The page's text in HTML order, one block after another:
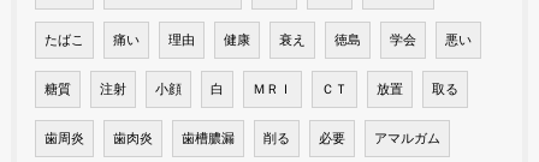
たばこ 痛い 理由 健康 衰え 徳島 学会 悪い
糖質 注射 小顔 白 ＭＲＩ ＣＴ 放置 取る
歯周炎 歯肉炎 歯槽膿漏 削る 必要 アマルガム